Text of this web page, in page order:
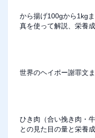
から揚げ100gから1kg
真を使って解説、栄養
世界のヘイポー謝罪文
ひき肉（合い挽き肉・
との見た目の量と栄養